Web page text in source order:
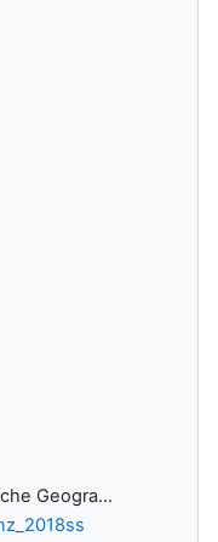
Geogra...